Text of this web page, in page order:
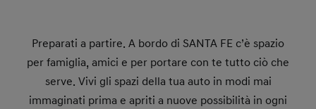
Preparati a partire. A bordo di SANTA FE c’è spazio
per famiglia, amici e per portare con te tutto ciò che
serve. Vivi gli spazi della tua auto in modi mai
immaginati prima e apriti a nuove possibilità in ogni